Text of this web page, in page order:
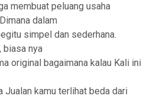
membuat peluang usaha
dalam
simpel dan sederhana.
biasa nya
original bagaimana kalau Kali ini
Jualan kamu terlihat beda dari